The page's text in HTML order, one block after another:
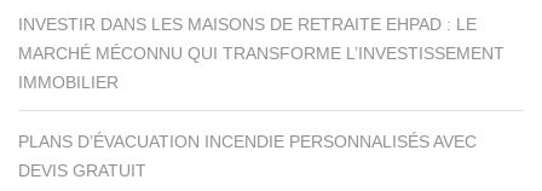
INVESTIR DANS LES MAISONS DE RETRAITE EHPAD : LE
MARCHÉ MÉCONNU QUI TRANSFORME L’INVESTISSEMENT
IMMOBILIER
PLANS D’ÉVACUATION INCENDIE PERSONNALISÉS AVEC
DEVIS GRATUIT